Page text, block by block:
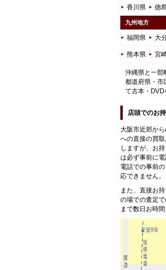
香川県 徳
九州地方
福岡県 大
熊本県 宮
沖縄県と一部
都道府県・市
て古本・DVD
店頭でのお
大阪市近郊か
への直接の買
しますが、お
は必ず事前に電
電話での事前
応できません。
また、直接お
の場での査定
まで数日お時